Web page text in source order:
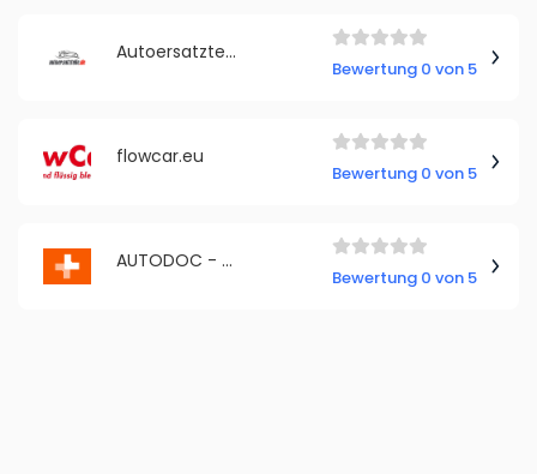
Autoersatzteile Deutschland
Bewertung 0 von 5
flowcar.eu
Bewertung 0 von 5
AUTODOC - Romania
Bewertung 0 von 5